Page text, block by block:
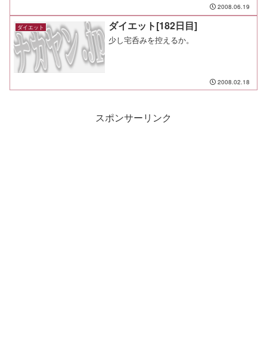
2008.06.19
ダイエット ダイエット[182日目]
少し宅呑みを控えるか。
2008.02.18
スポンサーリンク